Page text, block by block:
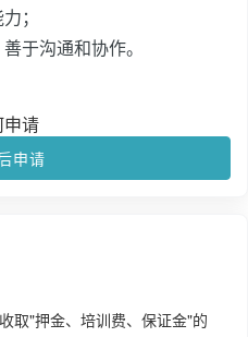
；
于沟通和协作。
请
申请
取"押金、培训费、保证金"的